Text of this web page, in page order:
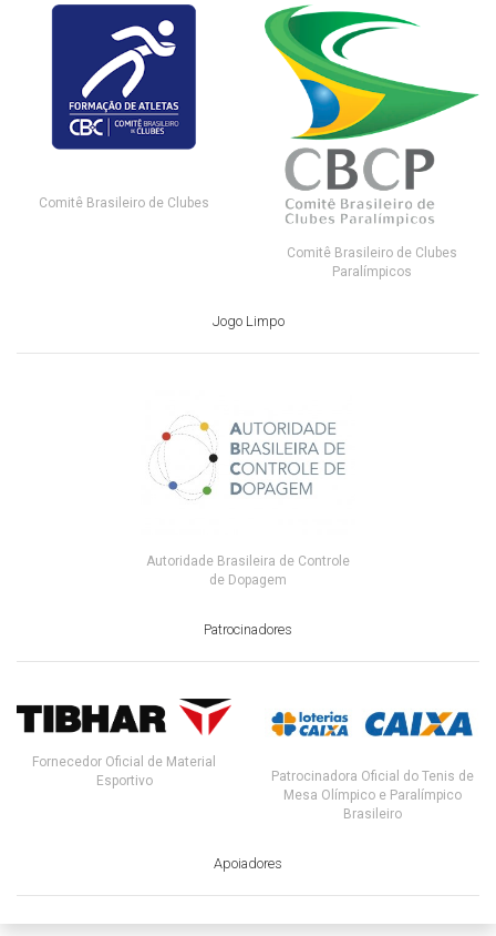
Comitê Brasileiro de Clubes
Comitê Brasileiro de Clubes
Paralímpicos
Jogo Limpo
Autoridade Brasileira de Controle
de Dopagem
Patrocinadores
Fornecedor Oficial de Material
Esportivo
Patrocinadora Oficial do Tenis de
Mesa Olímpico e Paralímpico
Brasileiro
Apoiadores